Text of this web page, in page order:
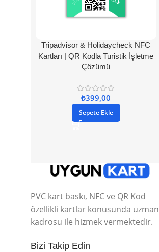
Tripadvisor & Holidaycheck NFC
Kartları | QR Kodla Turistik İşletme
Çözümü
₺399,00
Sepete Ekle
PVC kart baskı, NFC ve QR Kod
özellikli kartlar konusunda uzman
kadrosu ile hizmek vermektedir.
Bizi Takip Edin